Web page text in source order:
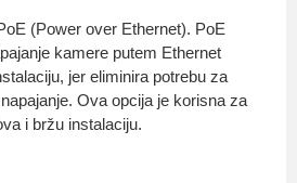
(Power over Ethernet). PoE
kamere putem Ethernet
jer eliminira potrebu za
Ova opcija je korisna za
i bržu instalaciju.